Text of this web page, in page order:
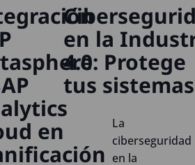
en
en la
4.0: Protege
tus sistemas
La
ciberseguridad
en la